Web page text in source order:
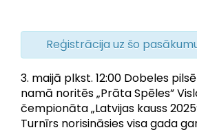
Reģistrācija uz šo
3. maijā plkst. 12:00 Dobeles
namā noritēs „Prāta Spēles”
čempionāta „Latvijas kauss
Turnīrs norisināsies visa gada